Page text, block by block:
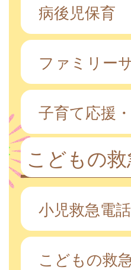
病後児保育
ファミリー
子育て応援
こどもの救
小児救急電
こどもの救